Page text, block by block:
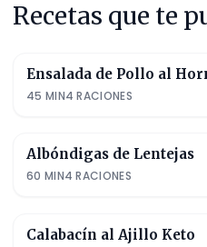
Recetas que te
Ensalada de Pollo al
45 MIN4 RACIONES
Albóndigas de Lentejas
60 MIN4 RACIONES
Calabacín al Ajillo Keto